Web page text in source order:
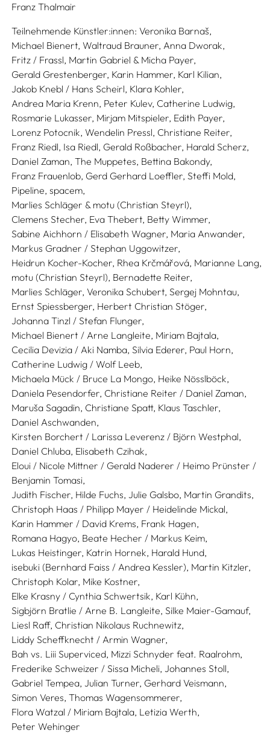
Franz Thalmair
Teilnehmende Künstler:innen: Veronika Barnaš,
Michael Bienert, Waltraud Brauner, Anna Dworak,
Fritz / Frassl, Martin Gabriel & Micha Payer,
Gerald Grestenberger, Karin Hammer, Karl Kilian,
Jakob Knebl / Hans Scheirl, Klara Kohler,
Andrea Maria Krenn, Peter Kulev, Catherine Ludwig,
Rosmarie Lukasser, Mirjam Mitspieler, Edith Payer,
Lorenz Potocnik, Wendelin Pressl, Christiane Reiter,
Franz Riedl, Isa Riedl, Gerald Roßbacher, Harald Scherz,
Daniel Zaman, The Muppetes, Bettina Bakondy,
Franz Frauenlob, Gerd Gerhard Loeffler, Steffi Mold,
Pipeline, spacem,
Marlies Schläger & motu (Christian Steyrl),
Clemens Stecher, Eva Thebert, Betty Wimmer,
Sabine Aichhorn / Elisabeth Wagner, Maria Anwander,
Markus Gradner / Stephan Uggowitzer,
Heidrun Kocher-Kocher, Rhea Krčmářová, Marianne Lang,
motu (Christian Steyrl), Bernadette Reiter,
Marlies Schläger, Veronika Schubert, Sergej Mohntau,
Ernst Spiessberger, Herbert Christian Stöger,
Johanna Tinzl / Stefan Flunger,
Michael Bienert / Arne Langleite, Miriam Bajtala,
Cecilia Devizia / Aki Namba, Silvia Ederer, Paul Horn,
Catherine Ludwig / Wolf Leeb,
Michaela Mück / Bruce La Mongo, Heike Nösslböck,
Daniela Pesendorfer, Christiane Reiter / Daniel Zaman,
Maruša Sagadin, Christiane Spatt, Klaus Taschler,
Daniel Aschwanden,
Kirsten Borchert / Larissa Leverenz / Björn Westphal,
Daniel Chluba, Elisabeth Czihak,
Eloui / Nicole Mittner / Gerald Naderer / Heimo Prünster /
Benjamin Tomasi,
Judith Fischer, Hilde Fuchs, Julie Galsbo, Martin Grandits,
Christoph Haas / Philipp Mayer / Heidelinde Mickal,
Karin Hammer / David Krems, Frank Hagen,
Romana Hagyo, Beate Hecher / Markus Keim,
Lukas Heistinger, Katrin Hornek, Harald Hund,
isebuki (Bernhard Faiss / Andrea Kessler), Martin Kitzler,
Christoph Kolar, Mike Kostner,
Elke Krasny / Cynthia Schwertsik, Karl Kühn,
Sigbjörn Bratlie / Arne B. Langleite, Silke Maier-Gamauf,
Liesl Raff, Christian Nikolaus Ruchnewitz,
Liddy Scheffknecht / Armin Wagner,
Bah vs. Liii Superviced, Mizzi Schnyder feat. Raalrohm,
Frederike Schweizer / Sissa Micheli, Johannes Stoll,
Gabriel Tempea, Julian Turner, Gerhard Veismann,
Simon Veres, Thomas Wagensommerer,
Flora Watzal / Miriam Bajtala, Letizia Werth,
Peter Wehinger